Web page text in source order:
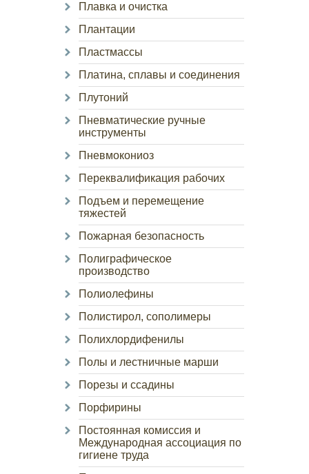
Плавка и очистка
Плантации
Пластмассы
Платина, сплавы и соединения
Плутоний
Пневматические ручные
инструменты
Пневмокониоз
Переквалификация рабочих
Подъем и перемещение
тяжестей
Пожарная безопасность
Полиграфическое
производство
Полиолефины
Полистирол, сополимеры
Полихлордифенилы
Полы и лестничные марши
Порезы и ссадины
Порфирины
Постоянная комиссия и
Международная ассоциация по
гигиене труда